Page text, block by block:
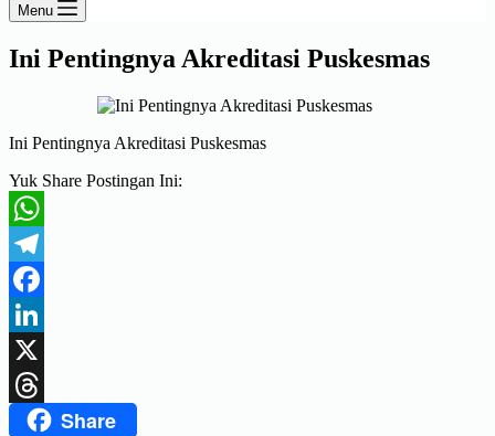
Menu
Ini Pentingnya Akreditasi Puskesmas
Ini Pentingnya Akreditasi Puskesmas
Yuk Share Postingan Ini:
WhatsApp
Telegram
Facebook
LinkedIn
X
ThreadsShare